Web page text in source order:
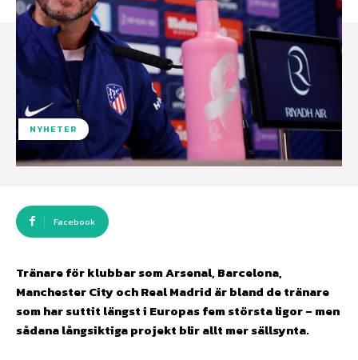
NYHETER
Facebook
Tränare för klubbar som Arsenal, Barcelona,
Manchester City och Real Madrid är bland de tränare
som har suttit längst i Europas fem största ligor – men
sådana långsiktiga projekt blir allt mer sällsynta.